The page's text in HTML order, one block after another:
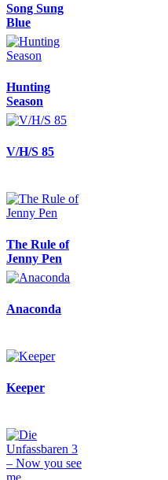
Song Sung
Blue
Hunting
Season
V/H/S 85
The Rule of
Jenny Pen
Anaconda
Keeper